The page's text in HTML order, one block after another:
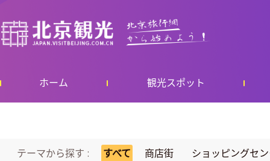
ホーム 観光スポット
テーマから探す : すべて 商店街 ショッピングセ